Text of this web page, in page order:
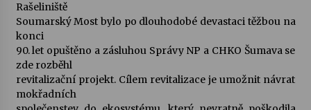
Rašeliniště
Soumarský Most bylo po dlouhodobé devastaci těžbou na
konci
90. let opuštěno a zásluhou Správy NP a CHKO Šumava se
zde rozběhl
revitalizační projekt. Cílem revitalizace je umožnit návrat
mokřadních